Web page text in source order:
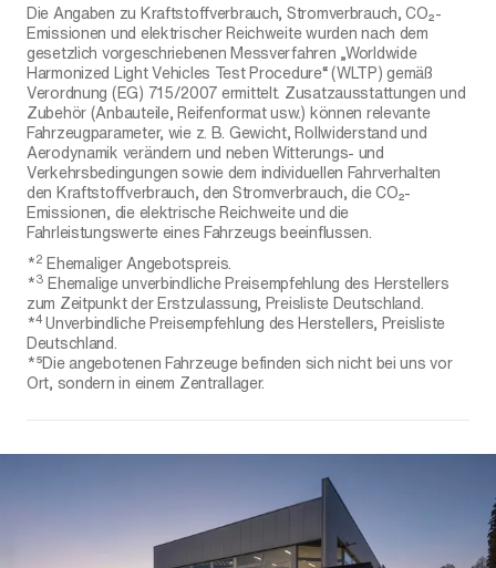
Die Angaben zu Kraftstoffverbrauch, Stromverbrauch, CO₂-
Emissionen und elektrischer Reichweite wurden nach dem
gesetzlich vorgeschriebenen Messverfahren „Worldwide
Harmonized Light Vehicles Test Procedure“ (WLTP) gemäß
Verordnung (EG) 715/2007 ermittelt. Zusatzausstattungen und
Zubehör (Anbauteile, Reifenformat usw.) können relevante
Fahrzeugparameter, wie z. B. Gewicht, Rollwiderstand und
Aerodynamik verändern und neben Witterungs- und
Verkehrsbedingungen sowie dem individuellen Fahrverhalten
den Kraftstoffverbrauch, den Stromverbrauch, die CO₂-
Emissionen, die elektrische Reichweite und die
Fahrleistungswerte eines Fahrzeugs beeinflussen.
*2 Ehemaliger Angebotspreis.
*3 Ehemalige unverbindliche Preisempfehlung des Herstellers
zum Zeitpunkt der Erstzulassung, Preisliste Deutschland.
*4Unverbindliche Preisempfehlung des Herstellers, Preisliste
Deutschland.
*⁵Die angebotenen Fahrzeuge befinden sich nicht bei uns vor
Ort, sondern in einem Zentrallager.